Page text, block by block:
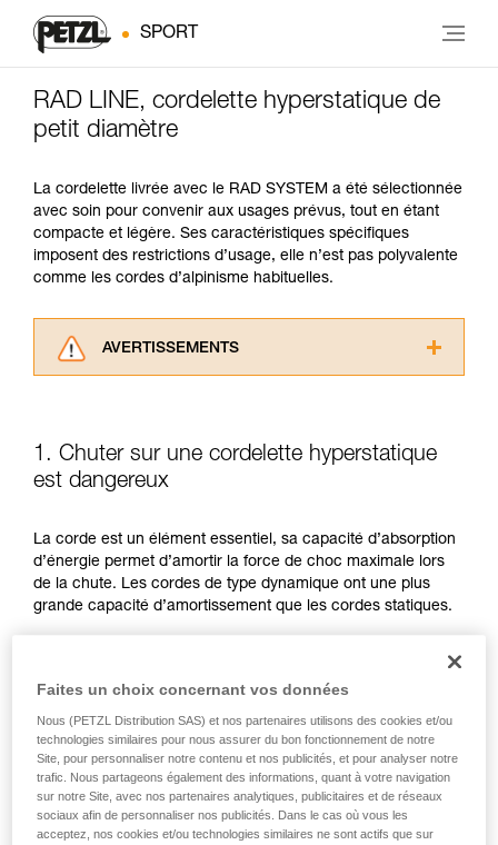
SPORT
RAD LINE, cordelette hyperstatique de
petit diamètre
La cordelette livrée avec le RAD SYSTEM a été sélectionnée
avec soin pour convenir aux usages prévus, tout en étant
compacte et légère. Ses caractéristiques spécifiques
imposent des restrictions d’usage, elle n’est pas polyvalente
comme les cordes d’alpinisme habituelles.
AVERTISSEMENTS
informations de la notice technique pour
pouvoir comprendre ce complément
formation et un entraînement spécifique. Validez
avec un professionnel votre capacité à refaire
la manipulation, seul, en toute sécurité, avant
de la reproduire en autonomie.
1. Chuter sur une cordelette hyperstatique
est dangereux
La corde est un élément essentiel, sa capacité d’absorption
d’énergie permet d’amortir la force de choc maximale lors
de la chute. Les cordes de type dynamique ont une plus
grande capacité d’amortissement que les cordes statiques.
Une cordelette hyperstatique a très peu d’élasticité, elle
ne peut pas amortir une chute.
- Décélération brutale (pente du premier pic de la courbe
bleue).
Faites un choix concernant vos données
Nous (PETZL Distribution SAS) et nos partenaires utilisons des cookies et/ou
technologies similaires pour nous assurer du bon fonctionnement de notre
Site, pour personnaliser notre contenu et nos publicités, et pour analyser notre
trafic. Nous partageons également des informations, quant à votre navigation
sur notre Site, avec nos partenaires analytiques, publicitaires et de réseaux
sociaux afin de personnaliser nos publicités. Dans le cas où vous les
acceptez, nos cookies et/ou technologies similaires ne sont actifs que sur